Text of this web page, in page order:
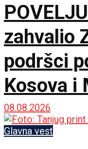
zahvalio
podršci
Kosova i
08.08.2026
Glavna vest